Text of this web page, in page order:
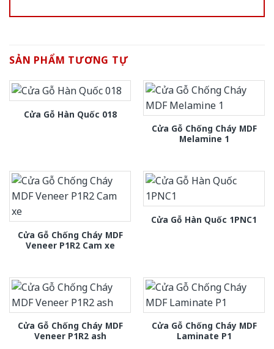
SẢN PHẨM TƯƠNG TỰ
Cửa Gỗ Hàn Quốc 018
Cửa Gỗ Chống Cháy MDF
Melamine 1
Cửa Gỗ Chống Cháy MDF
Veneer P1R2 Cam xe
Cửa Gỗ Hàn Quốc 1PNC1
Cửa Gỗ Chống Cháy MDF
Veneer P1R2 ash
Cửa Gỗ Chống Cháy MDF
Laminate P1